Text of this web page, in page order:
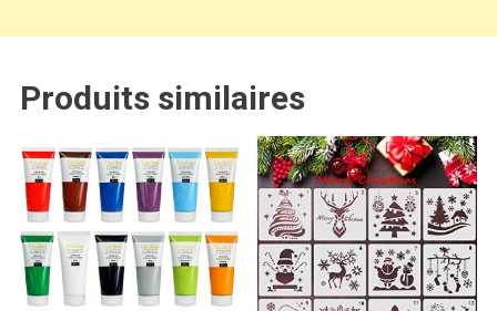
Produits similaires